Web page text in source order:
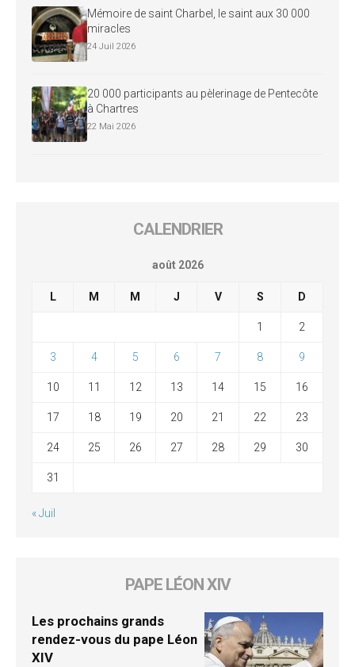
Mémoire de saint Charbel, le saint aux 30 000
miracles
24 Juil 2026
20 000 participants au pèlerinage de Pentecôte
à Chartres
22 Mai 2026
CALENDRIER
août 2026
L M M J V S D
1 2
3 4 5 6 7 8 9
10 11 12 13 14 15 16
17 18 19 20 21 22 23
24 25 26 27 28 29 30
31
« Juil
PAPE LÉON XIV
Les prochains grands
rendez-vous du pape Léon
XIV